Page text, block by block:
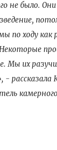
не было. Они
по ходу как
Мы их
- рассказала